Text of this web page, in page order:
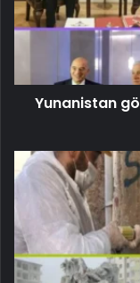
Yunanistan